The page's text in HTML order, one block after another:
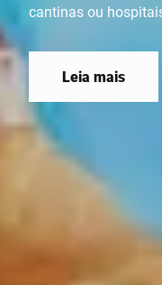
cantinas ou
seguro e mais
Leia mais